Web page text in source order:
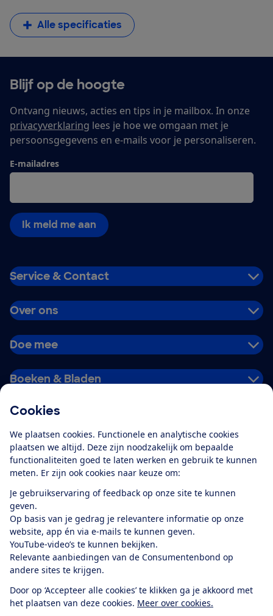
Cookies
We plaatsen cookies. Functionele en analytische cookies
plaatsen we altijd. Deze zijn noodzakelijk om bepaalde
functionaliteiten goed te laten werken en gebruik te kunnen
meten. Er zijn ook cookies naar keuze om:
Je gebruikservaring of feedback op onze site te kunnen
geven.
Op basis van je gedrag je relevantere informatie op onze
website, app én via e-mails te kunnen geven.
YouTube-video’s te kunnen bekijken.
Relevante aanbiedingen van de Consumentenbond op
andere sites te krijgen.
Door op ‘Accepteer alle cookies’ te klikken ga je akkoord met
het plaatsen van deze cookies. Meer over cookies.
Alle specificaties
Blijf op de hoogte
Ontvang nieuws, acties en tips in je mailbox. In onze
privacyverklaring lees je hoe we omgaan met je
persoonsgegevens en e-mails voor je personaliseren.
E-mailadres
Ik meld me aan
Service & Contact
Over ons
Doe mee
Boeken & Bladen
Alles over de
app
Algemene Voorwaarden
Privacyverklaring
Cookiebeleid
Privacyvoorkeuren
Toegankelijkheid
RSS-feed nieuws
Facebook
TwitterInstagram
YoutubeLinkedIn
12.901consumentenbeoordelen de Consumentenbondmet gemiddeld